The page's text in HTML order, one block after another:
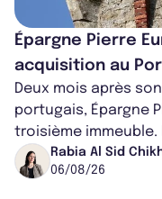
Épargne Pierre
acquisition au
Deux mois après
portugais, Épargne
troisième immeuble.
dans le centre du
Rabia Al Sid
06/08/26